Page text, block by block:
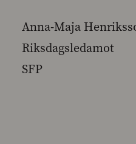
Anna-Maja
Riksdagsledamot
SFP